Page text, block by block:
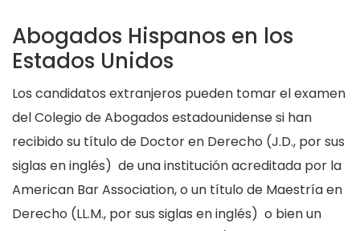
Abogados Hispanos en los
Estados Unidos
Los candidatos extranjeros pueden tomar el examen
del Colegio de Abogados estadounidense si han
recibido su título de Doctor en Derecho (J.D., por sus
siglas en inglés) de una institución acreditada por la
American Bar Association, o un título de Maestría en
Derecho (LL.M., por sus siglas en inglés) o bien un